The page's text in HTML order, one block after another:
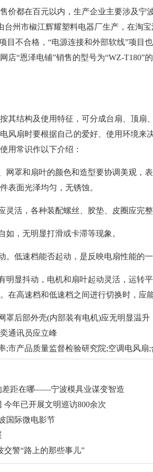
都在百元以内，生产企业主要涉及宁
台州市椒江辉耀塑料电器厂生产，在淘
目不合格，“电源连接和外部软线”项目
店“恩泽电铺”销售的型号为“WZ-T180”
结构及使用特征，可分成台扇、顶扇、
风扇时要根据自己的爱好、使用环境来
用常识作以下介绍：
罩和扇叶的颜色和造型要协调美观，表
表面光泽均匀，无锈蚀。
活，各种装配螺丝、胶垫、皮圈应完整
，无明显打滑或卡滞等现象。
低速档能否起动，是反映电扇性能的一
显抖动，电机和扇叶起动灵活，运转平
在高速档和低速档之间进行切换时，应
后部外壳(内部装有电机)应无明显温升
通讯员应立峰
;市产品质量监督检验研究院;空调电风扇;
差距在哪——宁波模具业谋变智造
今年已开展文明巡访800余次
国际微电影节
交警“路上的那些事儿”